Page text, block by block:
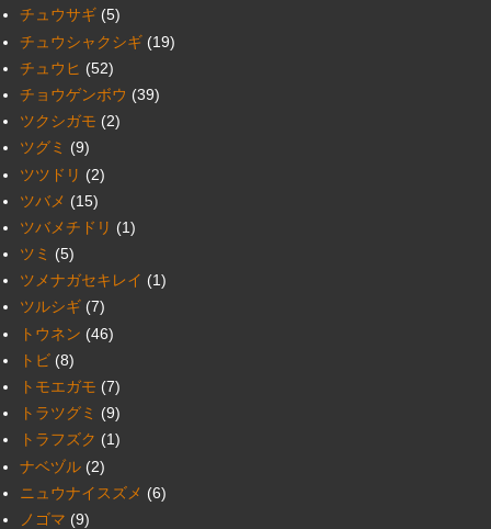
チュウサギ (5)
チュウシャクシギ (19)
チュウヒ (52)
チョウゲンボウ (39)
ツクシガモ (2)
ツグミ (9)
ツツドリ (2)
ツバメ (15)
ツバメチドリ (1)
ツミ (5)
ツメナガセキレイ (1)
ツルシギ (7)
トウネン (46)
トビ (8)
トモエガモ (7)
トラツグミ (9)
トラフズク (1)
ナベヅル (2)
ニュウナイスズメ (6)
ノゴマ (9)